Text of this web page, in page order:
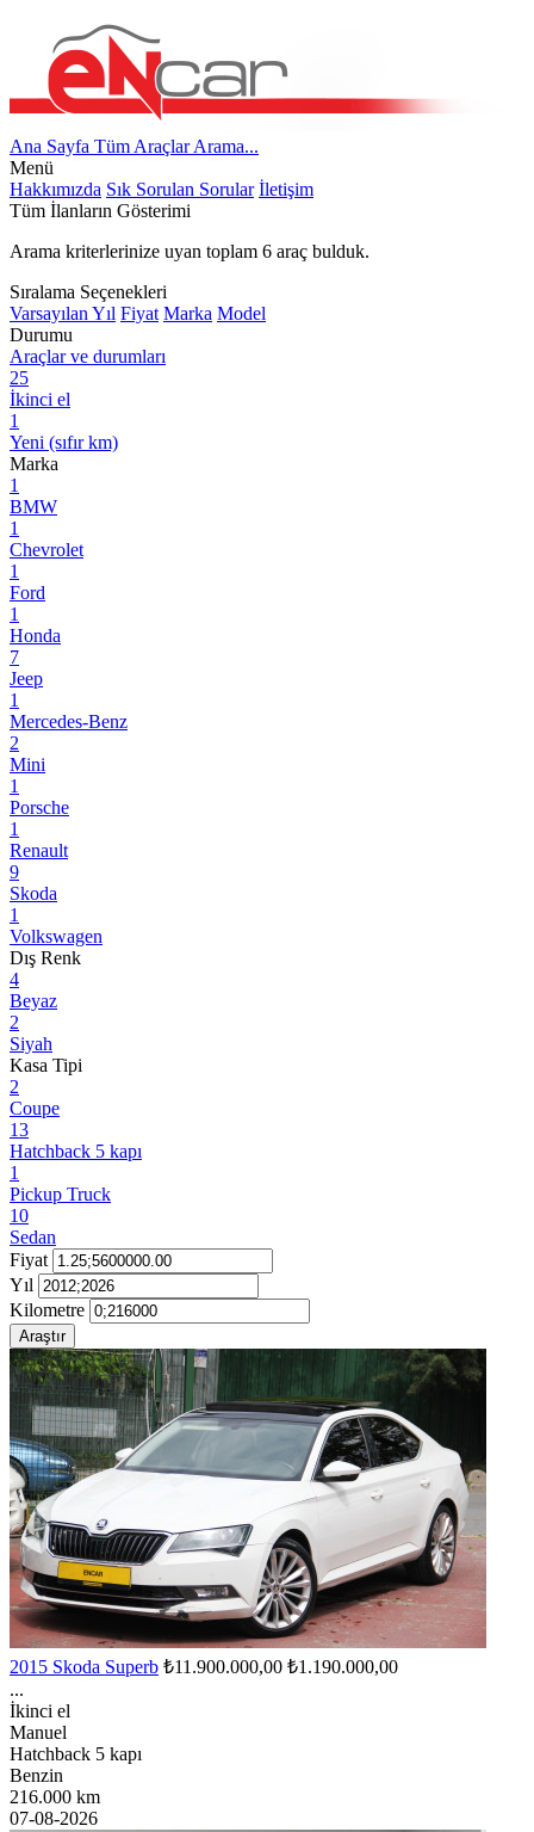
Ana Sayfa Tüm AraçlarArama...
Menü
Hakkımızda Sık Sorulan Sorular İletişim
Tüm İlanların Gösterimi
Arama kriterlerinize uyan toplam 6 araç bulduk.
Sıralama Seçenekleri
Varsayılan Yıl Fiyat Marka Model
Durumu
Araçlar ve durumları
25
İkinci el
1
Yeni (sıfır km)
Marka
1
BMW
1
Chevrolet
1
Ford
1
Honda
7
Jeep
1
Mercedes-Benz
2
Mini
1
Porsche
1
Renault
9
Skoda
1
Volkswagen
Dış Renk
4
Beyaz
2
Siyah
Kasa Tipi
2
Coupe
13
Hatchback 5 kapı
1
Pickup Truck
10
Sedan
Fiyat
Yıl
Kilometre
Araştır
2015 Skoda Superb ₺11.900.000,00 ₺1.190.000,00
...
İkinci el
Manuel
Hatchback 5 kapı
Benzin
216.000 km
07-08-2026